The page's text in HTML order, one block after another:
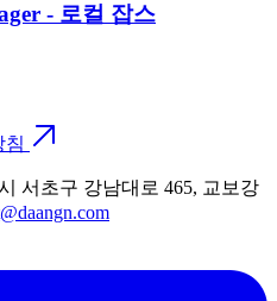
- 로컬 잡스
침
서초구 강남대로 465, 교보강